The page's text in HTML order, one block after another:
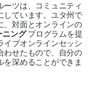
ーツは、コミュニティ
しています。ユタ州で
、対面とオンラインの
ニングプログラムを提
イブオンラインセッシ
わせたもので、自分の
深めることができま